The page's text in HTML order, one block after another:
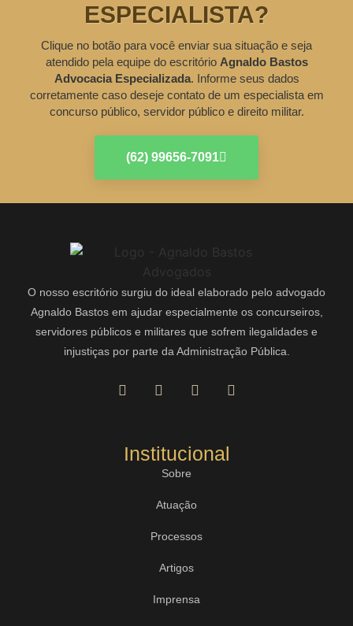
ESPECIALISTA?
Clique no botão para você enviar sua situação e seja
atendido pela equipe do escritório Agnaldo Bastos
Advocacia Especializada. Informe seus dados
corretamente caso deseje contato de um especialista em
concurso público, servidor público e direito militar.
(62) 99656-7091
O nosso escritório surgiu do ideal elaborado pelo advogado
Agnaldo Bastos em ajudar especialmente os concurseiros,
servidores públicos e militares que sofrem ilegalidades e
injustiças por parte da Administração Pública.
Institucional
Sobre
Atuação
Processos
Artigos
Imprensa